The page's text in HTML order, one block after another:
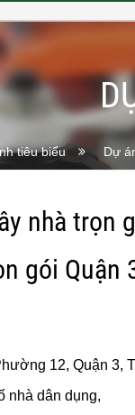
tiêu biểu Dự
nhà trọn
gói Quận
12, Quận 3,
nhà dân dụng,